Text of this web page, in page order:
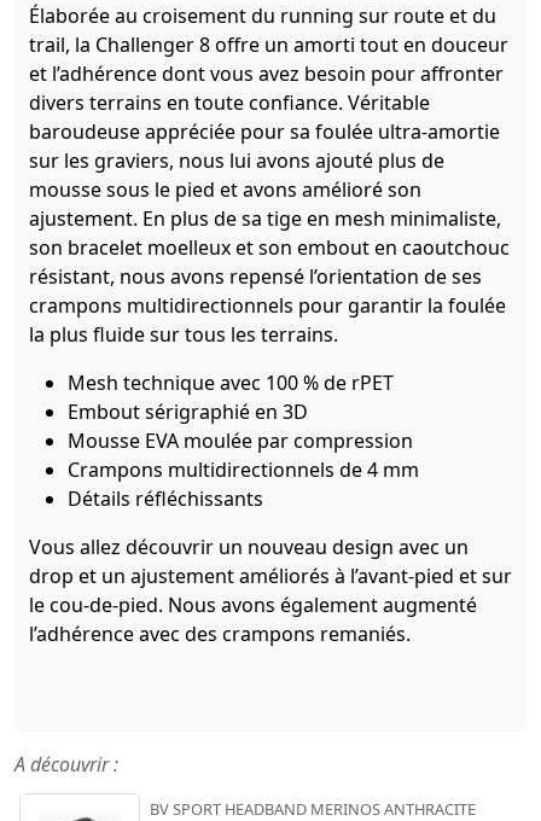
Élaborée au croisement du running sur route et du
trail, la Challenger 8 offre un amorti tout en douceur
et l’adhérence dont vous avez besoin pour affronter
divers terrains en toute confiance. Véritable
baroudeuse appréciée pour sa foulée ultra-amortie
sur les graviers, nous lui avons ajouté plus de
mousse sous le pied et avons amélioré son
ajustement. En plus de sa tige en mesh minimaliste,
son bracelet moelleux et son embout en caoutchouc
résistant, nous avons repensé l’orientation de ses
crampons multidirectionnels pour garantir la foulée
la plus fluide sur tous les terrains.
Mesh technique avec 100 % de rPET
Embout sérigraphié en 3D
Mousse EVA moulée par compression
Crampons multidirectionnels de 4 mm
Détails réfléchissants
Vous allez découvrir un nouveau design avec un
drop et un ajustement améliorés à l’avant-pied et sur
le cou-de-pied. Nous avons également augmenté
l’adhérence avec des crampons remaniés.
A découvrir :
BV SPORT HEADBAND MERINOS ANTHRACITE